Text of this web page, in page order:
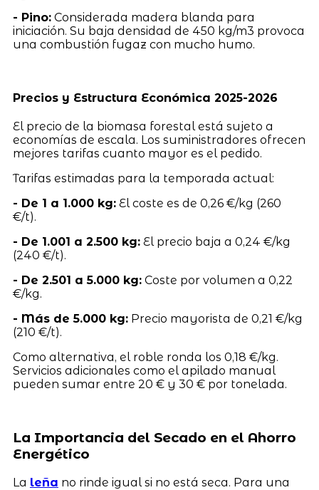
- Pino:Considerada madera blanda para
iniciación. Su baja densidad de 450 kg/m3 provoca
una combustión fugaz con mucho humo.
Precios y Estructura Económica 2025-2026
El precio de la biomasa forestal está sujeto a
economías de escala. Los suministradores ofrecen
mejores tarifas cuanto mayor es el pedido.
Tarifas estimadas para la temporada actual:
- De 1 a 1.000 kg:El coste es de 0,26 €/kg (260
€/t).
- De 1.001 a 2.500 kg:El precio baja a 0,24 €/kg
(240 €/t).
- De 2.501 a 5.000 kg:Coste por volumen a 0,22
€/kg.
- Más de 5.000 kg:Precio mayorista de 0,21 €/kg
(210 €/t).
Como alternativa, el roble ronda los 0,18 €/kg.
Servicios adicionales como el apilado manual
pueden sumar entre 20 € y 30 € por tonelada.
La Importancia del Secado en el Ahorro
Energético
La leña no rinde igual si no está seca. Para una